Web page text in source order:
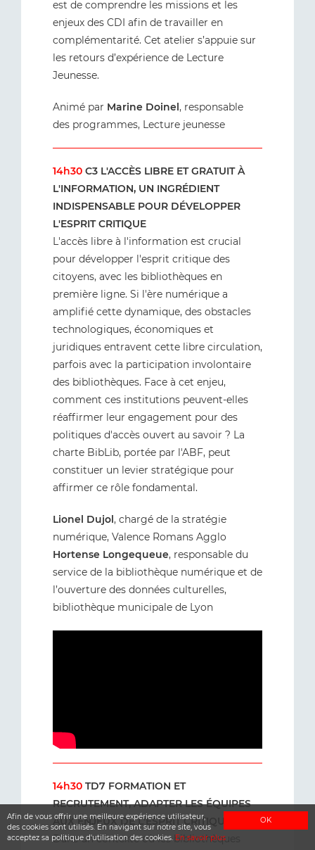
OK
Afin de vous offrir une meilleure expérience utilisateur,
des cookies sont utilisés. En navigant sur notre site, vous
acceptez sa politique d'utilisation des cookies. En savoir plus
est de comprendre les missions et les
enjeux des CDI afin de travailler en
complémentarité. Cet atelier s’appuie sur
les retours d’expérience de Lecture
Jeunesse.
Animé par Marine Doinel , responsable
des programmes, Lecture jeunesse
14h30 C3 L'ACCÈS LIBRE ET GRATUIT À
L'INFORMATION, UN INGRÉDIENT
INDISPENSABLE POUR DÉVELOPPER
L'ESPRIT CRITIQUE
L'accès libre à l'information est crucial
pour développer l'esprit critique des
citoyens, avec les bibliothèques en
première ligne. Si l'ère numérique a
amplifié cette dynamique, des obstacles
technologiques, économiques et
juridiques entravent cette libre circulation,
parfois avec la participation involontaire
des bibliothèques. Face à cet enjeu,
comment ces institutions peuvent-elles
réaffirmer leur engagement pour des
politiques d'accès ouvert au savoir ? La
charte BibLib, portée par l'ABF, peut
constituer un levier stratégique pour
affirmer ce rôle fondamental.
Lionel Dujol , chargé de la stratégie
numérique, Valence Romans Agglo
Hortense Longequeue, responsable du
service de la bibliothèque numérique et de
l’ouverture des données culturelles,
bibliothèque municipale de Lyon
14h30 TD7 FORMATION ET
RECRUTEMENT, ADAPTER LES ÉQUIPES
AUX ENJEUX DE L'ESPRIT CRITIQUE
Dans un contexte où les bibliothèques